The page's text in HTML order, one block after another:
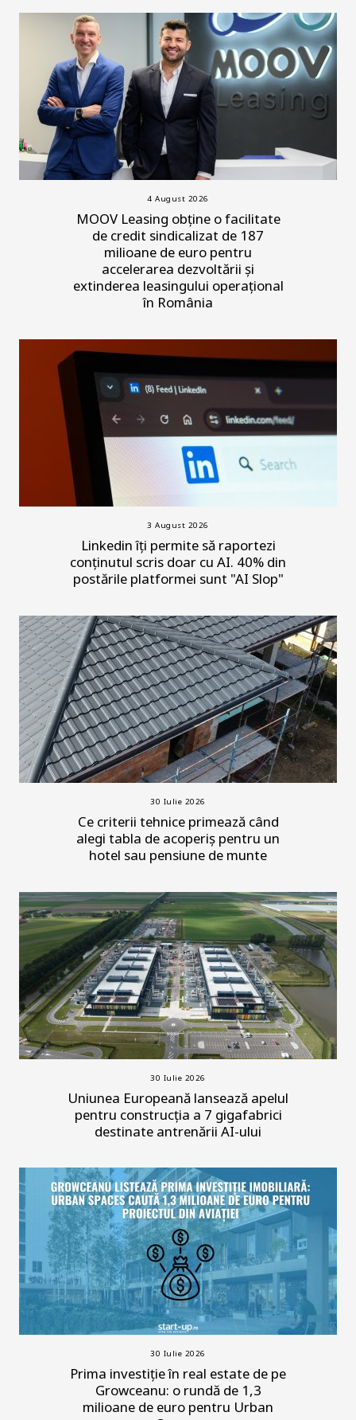
4 August 2026
MOOV Leasing obține o facilitate
de credit sindicalizat de 187
milioane de euro pentru
accelerarea dezvoltării și
extinderea leasingului operațional
în România
3 August 2026
Linkedin îți permite să raportezi
conținutul scris doar cu AI. 40% din
postările platformei sunt "AI Slop"
30 Iulie 2026
Ce criterii tehnice primează când
alegi tabla de acoperiș pentru un
hotel sau pensiune de munte
30 Iulie 2026
Uniunea Europeană lansează apelul
pentru construcția a 7 gigafabrici
destinate antrenării AI-ului
30 Iulie 2026
Prima investiție în real estate de pe
Growceanu: o rundă de 1,3
milioane de euro pentru Urban